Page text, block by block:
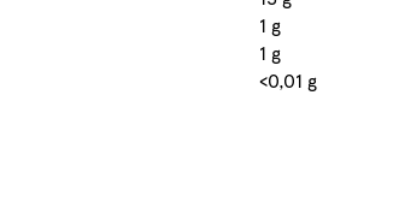
1 g
1 g
<0,01 g